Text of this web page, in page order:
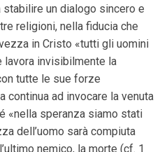
un dialogo sincero e
religioni, nella fiducia che
in Cristo «tutti gli uomini
lavora invisibilmente la
tutte le sue forze
continua ad invocare la venuta
«nella speranza siamo stati
dell’uomo sarà compiuta
nemico, la morte (cf. 1